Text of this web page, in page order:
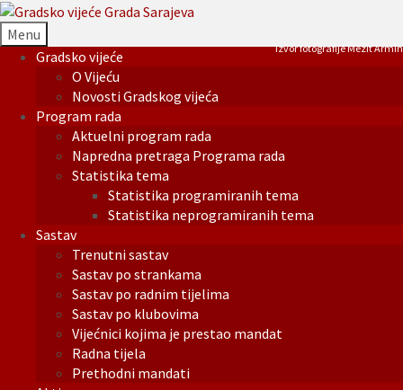
Menu
Gradsko vijeće
O Vijeću
Novosti Gradskog vijeća
Program rada
Aktuelni program rada
Napredna pretraga Programa rada
Statistika tema
Statistika programiranih tema
Statistika neprogramiranih tema
Sastav
Trenutni sastav
Sastav po strankama
Sastav po radnim tijelima
Sastav po klubovima
Vijećnici kojima je prestao mandat
Radna tijela
Prethodni mandati
Izvor fotografije Mezit Armin